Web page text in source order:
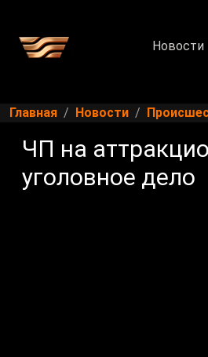
Новости
Главная Новости
ЧП на
уголовное дело